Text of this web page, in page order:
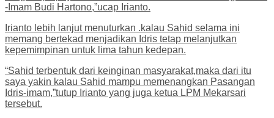
-Imam Budi Hartono,”ucap Irianto.
Irianto lebih lanjut menuturkan .kalau Sahid selama ini
memang bertekad menjadikan Idris tetap melanjutkan
kepemimpinan untuk lima tahun kedepan.
“Sahid terbentuk dari keinginan masyarakat,maka dari itu
saya yakin kalau Sahid mampu memenangkan Pasangan
Idris-imam,”tutup Irianto yang juga ketua LPM Mekarsari
tersebut.